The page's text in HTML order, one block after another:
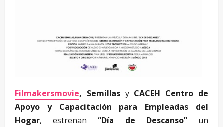
Filmakersmovie, Semillasy CACEH Centro de
Apoyo y Capacitación para Empleadas del
Hogar, estrenan“Día de Descanso”un